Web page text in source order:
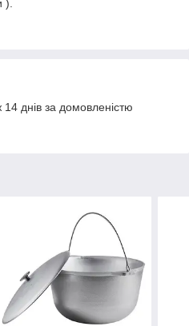
).
днів за домовленістю